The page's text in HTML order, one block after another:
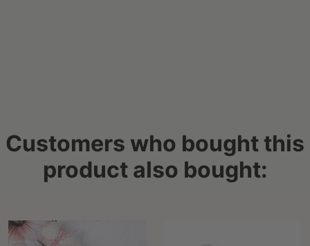
Customers who bought this
product also bought: